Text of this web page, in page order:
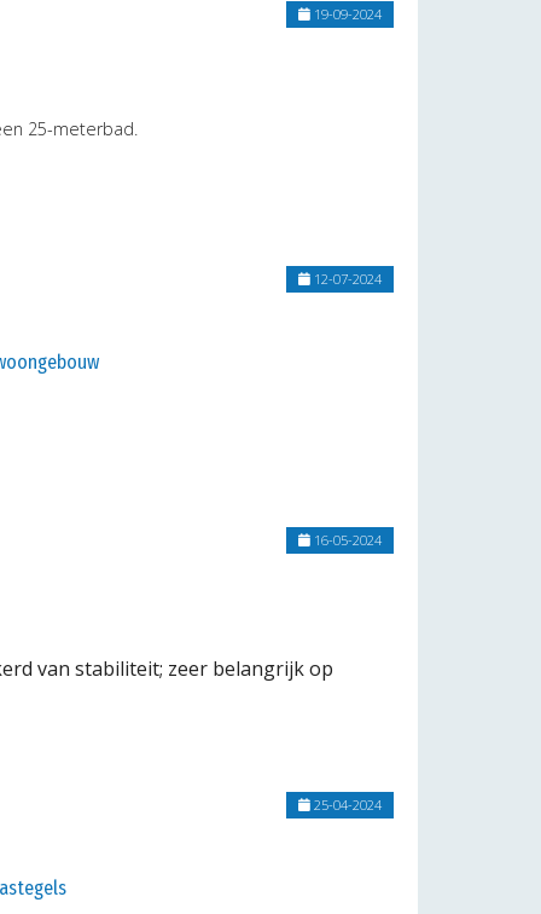
19-09-2024
25-meterbad.
12-07-2024
16-05-2024
van stabiliteit; zeer belangrijk op
25-04-2024